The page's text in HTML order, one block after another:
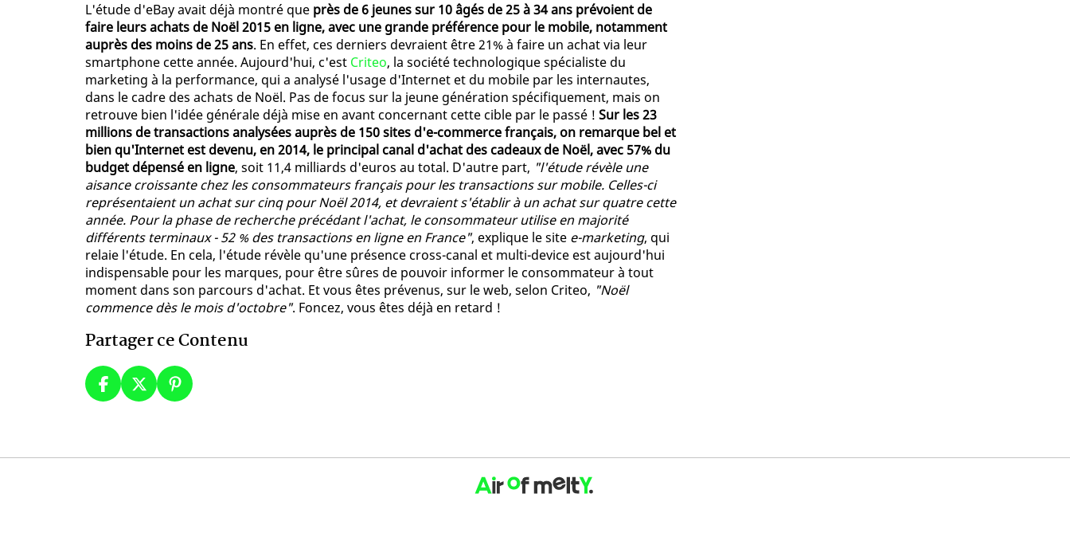
L'étude d'eBay avait déjà montré que près de 6 jeunes sur 10 âgés de 25 à 34 ans prévoient de
faire leurs achats de Noël 2015 en ligne, avec une grande préférence pour le mobile, notamment
auprès des moins de 25 ans. En effet, ces derniers devraient être 21% à faire un achat via leur
smartphone cette année. Aujourd'hui, c'est Criteo, la société technologique spécialiste du
marketing à la performance, qui a analysé l'usage d'Internet et du mobile par les internautes,
dans le cadre des achats de Noël. Pas de focus sur la jeune génération spécifiquement, mais on
retrouve bien l'idée générale déjà mise en avant concernant cette cible par le passé ! Sur les 23
millions de transactions analysées auprès de 150 sites d'e-commerce français, on remarque bel et
bien qu'Internet est devenu, en 2014, le principal canal d'achat des cadeaux de Noël, avec 57% du
budget dépensé en ligne, soit 11,4 milliards d'euros au total. D'autre part, "l'étude révèle une
aisance croissante chez les consommateurs français pour les transactions sur mobile. Celles-ci
représentaient un achat sur cinq pour Noël 2014, et devraient s'établir à un achat sur quatre cette
année. Pour la phase de recherche précédant l'achat, le consommateur utilise en majorité
différents terminaux - 52 % des transactions en ligne en France", explique le site e-marketing, qui
relaie l'étude. En cela, l'étude révèle qu'une présence cross-canal et multi-device est aujourd'hui
indispensable pour les marques, pour être sûres de pouvoir informer le consommateur à tout
moment dans son parcours d'achat. Et vous êtes prévenus, sur le web, selon Criteo, "Noël
commence dès le mois d'octobre". Foncez, vous êtes déjà en retard !
Partager ce Contenu